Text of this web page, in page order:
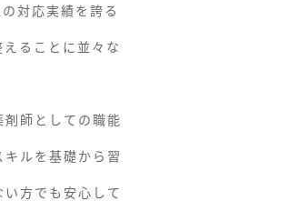
対応実績を誇る
ることに並々な
師としての職能
ルを基礎から習
方でも安心して